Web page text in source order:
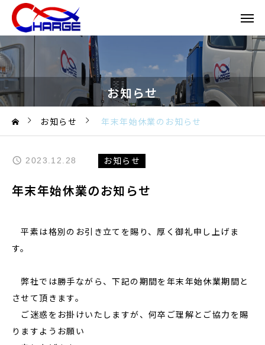
お知らせ
お知らせ 年末年始休業のお知らせ
2023.12.28 お知らせ
年末年始休業のお知らせ
平素は格別のお引き立てを賜り、厚く御礼申し上げま
す。
弊社では勝手ながら、下記の期間を年末年始休業期間と
させて頂きます。
ご迷惑をお掛けいたしますが、何卒ご理解とご協力を賜
りますようお願い